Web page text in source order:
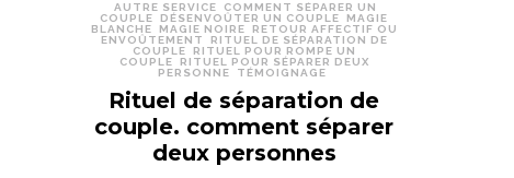
AUTRE SERVICE
COMMENT SÉPARER UN
COUPLE
DÉSENVOÛTER UN COUPLE
MAGIE
BLANCHE
MAGIE NOIRE
RETOUR AFFECTIF OU
ENVOÛTEMENT
RITUEL DE SÉPARATION DE
COUPLE
RITUEL POUR ROMPE UN
COUPLE
RITUEL POUR SÉPARER DEUX
PERSONNE
TÉMOIGNAGE
Rituel de séparation de
couple. comment séparer
deux personnes